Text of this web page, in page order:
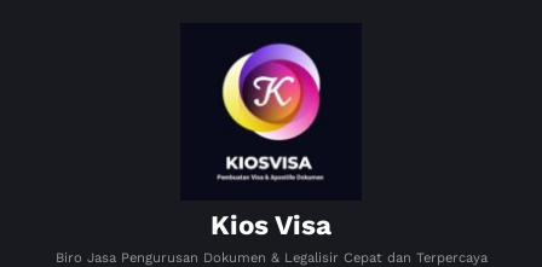
Kios Visa
Biro Jasa Pengurusan Dokumen & Legalisir Cepat dan Terpercaya